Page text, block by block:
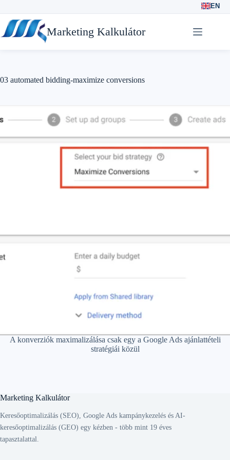
EN
Skip
content
Marketing Kalkulátor
03 automated bidding-maximize conversions
A konverziók maximalizálása csak egy a Google Ads ajánlattételi
stratégiái közül
Marketing Kalkulátor
Keresőoptimalizálás (SEO), Google Ads kampánykezelés és AI-
keresőoptimalizálás (GEO) egy kézben - több mint 19 éves
tapasztalattal.